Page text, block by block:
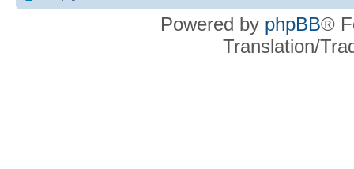
Powered by phpBB®
Translation/